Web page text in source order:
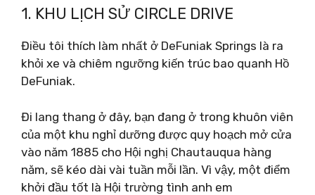
1. KHU LỊCH SỬ CIRCLE DRIVE
Điều tôi thích làm nhất ở DeFuniak Springs là ra
khỏi xe và chiêm ngưỡng kiến ​​trúc bao quanh Hồ
DeFuniak.
Đi lang thang ở đây, bạn đang ở trong khuôn viên
của một khu nghỉ dưỡng được quy hoạch mở cửa
vào năm 1885 cho Hội nghị Chautauqua hàng
năm, sẽ kéo dài vài tuần mỗi lần. Vì vậy, một điểm
khởi đầu tốt là Hội trường tình anh em